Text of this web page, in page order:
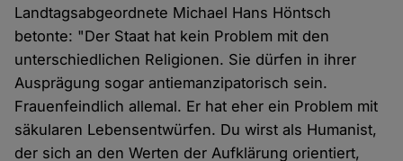
Landtagsabgeordnete Michael Hans Höntsch
betonte: "Der Staat hat kein Problem mit den
unterschiedlichen Religionen. Sie dürfen in ihrer
Ausprägung sogar antiemanzipatorisch sein.
Frauenfeindlich allemal. Er hat eher ein Problem mit
säkularen Lebensentwürfen. Du wirst als Humanist,
der sich an den Werten der Aufklärung orientiert,